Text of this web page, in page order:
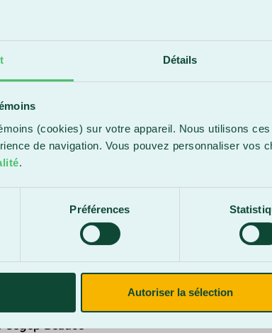
Détails
(cookies) sur votre appareil. Nous utilisons
de navigation. Vous pouvez personnaliser vos
.
Préférences
Autoriser la sélection
la session
d’autres prix
des Condors
remis
Beauce-